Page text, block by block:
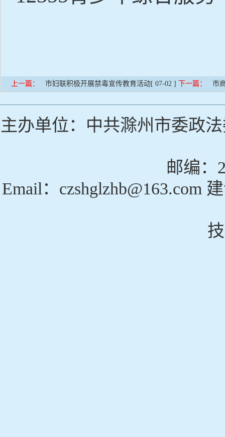
上一篇： 市妇联积极开展禁毒宣传教育活动[ 07-02 ] 下一篇： 市
主办单位：中共滁州市委政
邮编：
Email：